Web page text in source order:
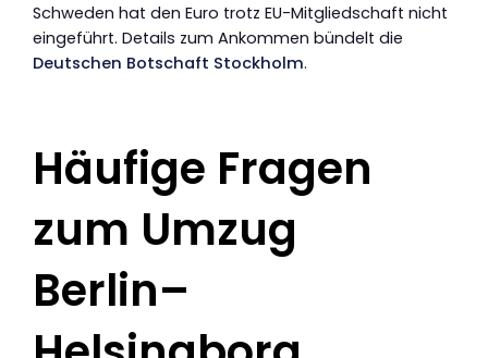
Schweden hat den Euro trotz EU-Mitgliedschaft nicht
eingeführt. Details zum Ankommen bündelt die
Deutschen Botschaft Stockholm.
Häufige Fragen
zum Umzug
Berlin–